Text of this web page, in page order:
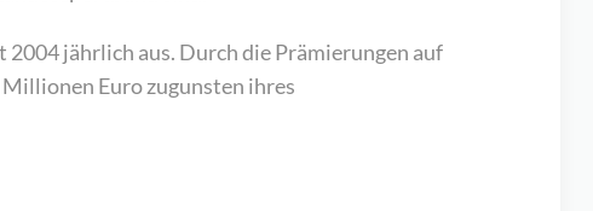
2004 jährlich aus. Durch die Prämierungen auf
Millionen Euro zugunsten ihres